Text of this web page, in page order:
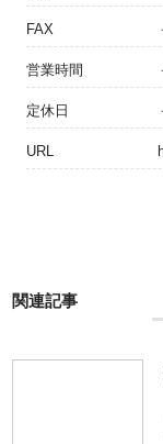
FAX
営業時間
定休日
URL
関連記事